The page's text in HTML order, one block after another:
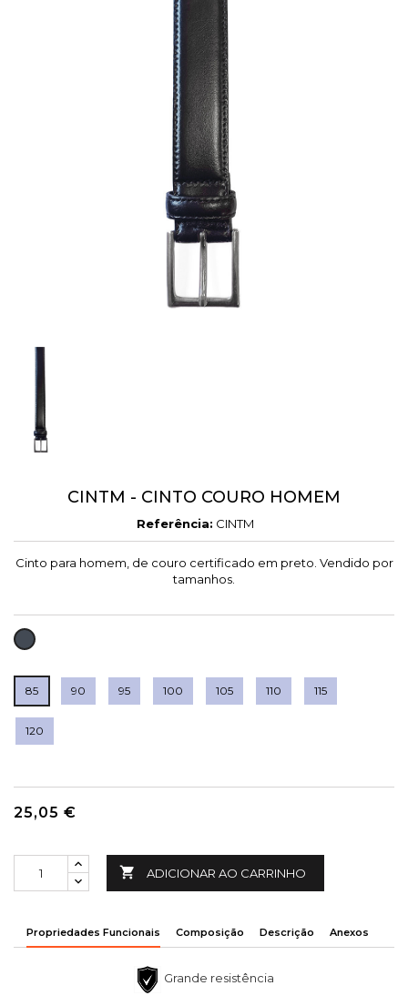
CINTM - CINTO COURO HOMEM
Referência: CINTM
Cinto para homem, de couro certificado em preto. Vendido por
tamanhos.
PRETO
85 90 95 100 105 110 115
120
25,05 €
 ADICIONAR AO CARRINHO
Propriedades Funcionais Composição Descrição Anexos
Grande resistência
Cancel
Cancel